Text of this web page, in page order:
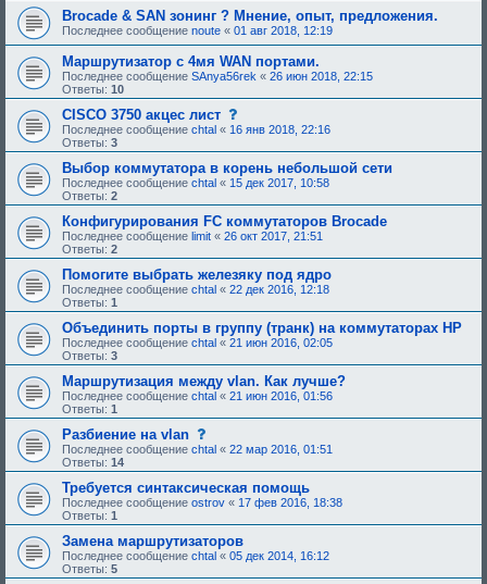
д
о
б
р
е
н
я
е
е
о
д
о
р
н
я
:
Brocade & SAN зонинг ? Мнение, опыт, предложения.
Последнее сообщение noute « 01 авг 2018, 12:19
Маршрутизатор с 4мя WAN портами.
Последнее сообщение SAnya56rek « 26 июн 2018, 22:15
Ответы: 10
CISCO 3750 акцес лист
о
о
б
щ
е
н
и
е
,
т
р
б
у
е
е
о
б
и
Последнее сообщение chtal « 16 янв 2018, 22:16
Ответы: 3
Выбор коммутатора в корень небольшой сети
Последнее сообщение chtal « 15 дек 2017, 10:58
Ответы: 2
Конфигурирования FC коммутаторов Brocade
Последнее сообщение limit « 26 окт 2017, 21:51
Ответы: 2
Помогите выбрать железяку под ядро
Последнее сообщение chtal « 22 дек 2016, 12:18
Ответы: 1
Объединить порты в группу (транк) на коммутаторах HP
Последнее сообщение chtal « 21 июн 2016, 02:05
Ответы: 3
Маршрутизация между vlan. Как лучше?
Последнее сообщение chtal « 21 июн 2016, 01:56
Ответы: 1
Разбиение на vlan
о
о
б
щ
е
н
и
е
,
т
р
Последнее сообщение chtal « 22 мар 2016, 01:51
Ответы: 14
Требуется синтаксическая помощь
Последнее сообщение ostrov « 17 фев 2016, 18:38
Ответы: 1
Замена маршрутизаторов
Последнее сообщение chtal « 05 дек 2014, 16:12
Ответы: 5